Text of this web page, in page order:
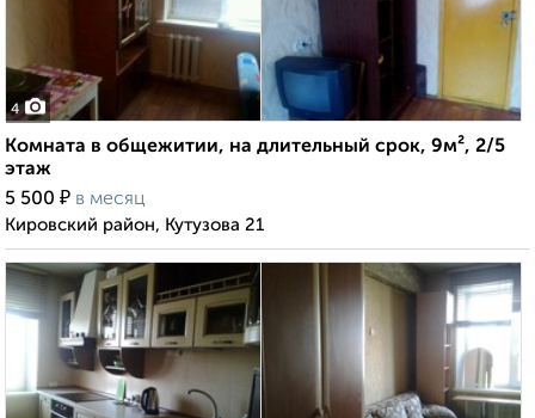
4
Комната в общежитии, на длительный срок, 9м², 2/5
этаж
5 500 ₽ в месяц
Кировский район, Кутузова 21